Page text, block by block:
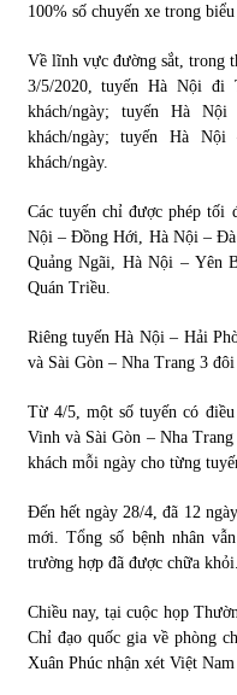
100% số chuyến xe trong
Về lĩnh vực đường sắt, trong
3/5/2020, tuyến Hà Nội
khách/ngày; tuyến Hà
khách/ngày; tuyến Hà
khách/ngày.
Các tuyến chỉ được phép tối
Nội – Đồng Hới, Hà Nội – Đà
Quảng Ngãi, Hà Nội – Yên
Quán Triều.
Riêng tuyến Hà Nội – Hải
và Sài Gòn – Nha Trang 3
Từ 4/5, một số tuyến có
Vinh và Sài Gòn – Nha
khách mỗi ngày cho từng
Đến hết ngày 28/4, đã 12
mới. Tổng số bệnh nhân
trường hợp đã được chữa khỏi.
Chiều nay, tại cuộc họp
Chỉ đạo quốc gia về phòng
Xuân Phúc nhận xét Việt